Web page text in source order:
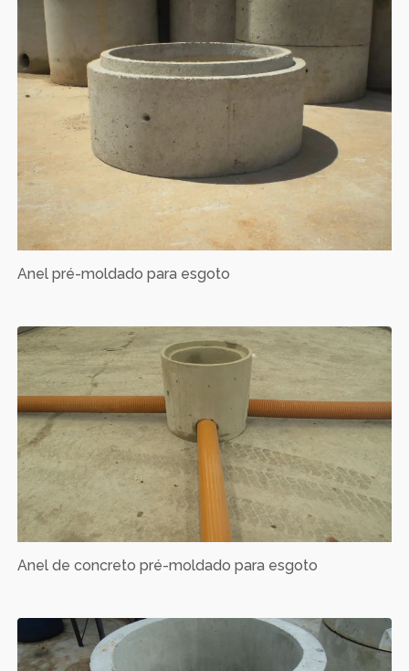
Anel pré-moldado para esgoto
Anel de concreto pré-moldado para esgoto